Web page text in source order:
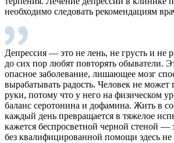
необходимо следовать рекомендациям
Депрессия — это не лень, не грусть и не
до сих пор любят повторять обыватели.
опасное заболевание, лишающее мозг
вырабатывать радость. Человек не может
руки, потому что у него на физическом
баланс серотонина и дофамина. Жить в
каждый день превращается в тяжелое
кажется беспросветной черной стеной
без квалифицированной помощи здесь не